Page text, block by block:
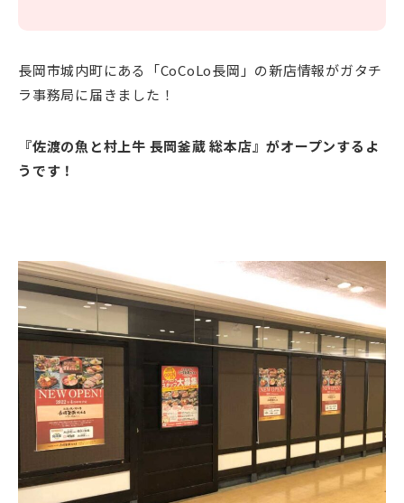
長岡市城内町にある「CoCoLo長岡」の新店情報がガタチ
ラ事務局に届きました！
『佐渡の魚と村上牛 長岡釜蔵 総本店』がオープンするよ
うです！